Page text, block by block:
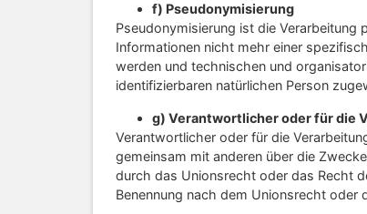
f) Pseudonymisierung
Pseudonymisierung ist die Verarbeitung
Informationen nicht mehr einer
werden und technischen und
identifizierbaren natürlichen Person
g) Verantwortlicher oder für die
Verantwortlicher oder für die
gemeinsam mit anderen über die
durch das Unionsrecht oder das Recht
Benennung nach dem Unionsrecht